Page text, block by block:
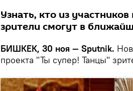
Узнать, кто из
зрители смогут в
БИШКЕК, 30 ноя — Sputnik.
проекта "Ты супер! Танцы"